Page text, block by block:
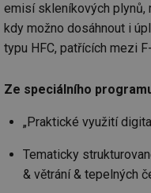
emisí skleníkových plynů,
kdy možno dosáhnout i
typu HFC, patřících mezi
Ze speciálního
„Praktické využití
Tematicky
& větrání & tepelných